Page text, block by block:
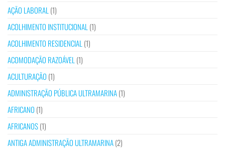
AÇÃO LABORAL(1)
ACOLHIMENTO INSTITUCIONAL(1)
ACOLHIMENTO RESIDENCIAL(1)
ACOMODAÇÃO RAZOÁVEL(1)
ACULTURAÇÃO (1)
ADMINISTRAÇÃO PÚBLICA ULTRAMARINA(1)
AFRICANO (1)
AFRICANOS(1)
ANTIGA ADMINISTRAÇÃO ULTRAMARINA(2)